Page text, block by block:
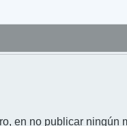
en no publicar